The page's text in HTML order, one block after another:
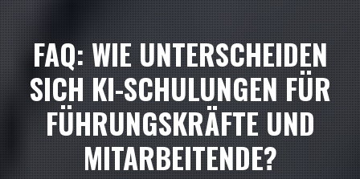
FAQ: WIE UNTERSCHEIDEN
SICH KI-SCHULUNGEN FÜR
FÜHRUNGSKRÄFTE UND
MITARBEITENDE?